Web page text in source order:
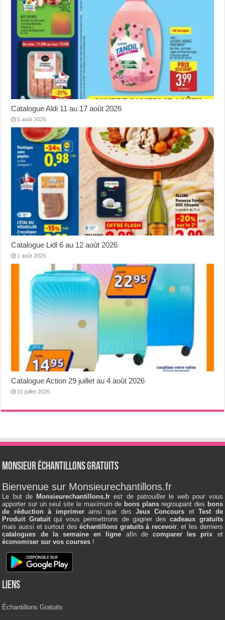
Catalogue Aldi 11 au 17 août 2026
5 août 2026
Catalogue Lidl 6 au 12 août 2026
1 août 2026
Catalogue Action 29 juillet au 4 août 2026
31 juillet 2026
Monsieur échantillons Gratuits
Bienvenue sur Monsieurechantillons.fr
Le but de Monsieurechantillons.fr est de patrouiller le web pour vous
apporter sur un seul site le maximum de bons plansregroupant des bons
de réduction à imprimerainsi que desJeux Concours etTest de
Produit Gratuitqui vous permettrons de gagner descadeaux gratuits
mais aussi et surtout deséchantillons gratuits à recevoir, et les derniers
catalogues de la semaine en ligne afin de comparer les prix et
économiser sur vos courses !
Liens
Échantillons Gratuits